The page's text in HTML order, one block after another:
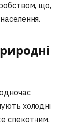
що,
холодні
спекотним.